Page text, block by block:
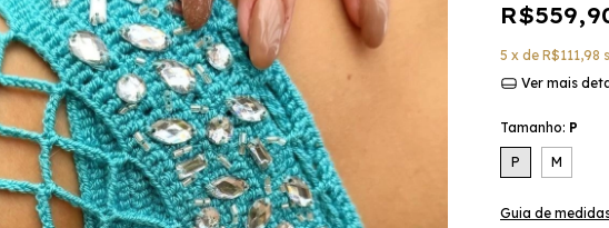
5 x de R$111,98
Ver mais
Tamanho: P
P M
Guia de